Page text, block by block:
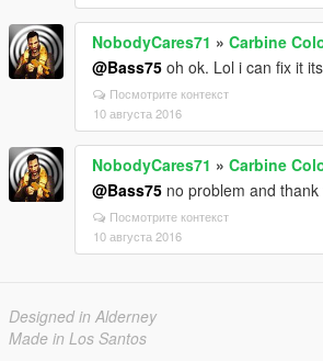
NobodyCares71 » Carbine
@Bass75 oh ok. Lol i can fix it
Посмотрите контекст
10 августа 2016
NobodyCares71 » Carbine
@Bass75 no problem and thank
Посмотрите контекст
10 августа 2016
Designed in Alderney
Made in Los Santos